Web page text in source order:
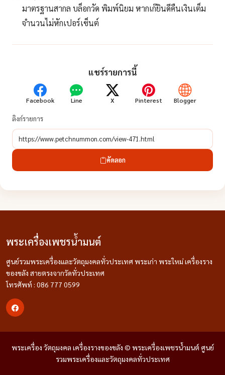
มาตรฐานสากล บล็อกวัด พิมพ์นิยม หากเก๊ยินดีคืนเงินเต็ม
จำนวนไม่หักเปอร์เซ็นต์
แชร์รายการนี้
Facebook Line X Pinterest Blogger
ลิงก์รายการ
คัดลอก
พระเครื่องเพชรน้ำมนต์
ศูนย์รวมพระเครื่องและวัตถุมงคลทั่วประเทศ พระเก่า พระใหม่ เครื่องราง
ของขลัง สายตรงจากวัดทั่วประเทศ
โทรศัพท์ : 086 777 0599
พระเครื่อง วัตถุมงคล เครื่องรางของขลัง © พระเครื่องเพชรน้ำมนต์ ศูนย์
รวมพระเครื่องและวัตถุมงคลทั่วประเทศ